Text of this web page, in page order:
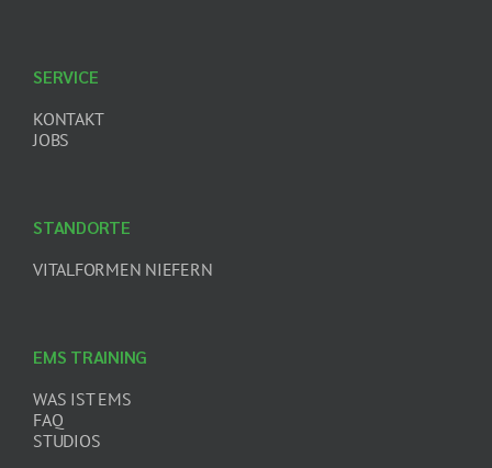
EMS TRAINING
WAS IST EMS
FAQ
STUDIOS
SERVICE
KONTAKT
JOBS
STANDORTE
VITALFORMEN NIEFERN